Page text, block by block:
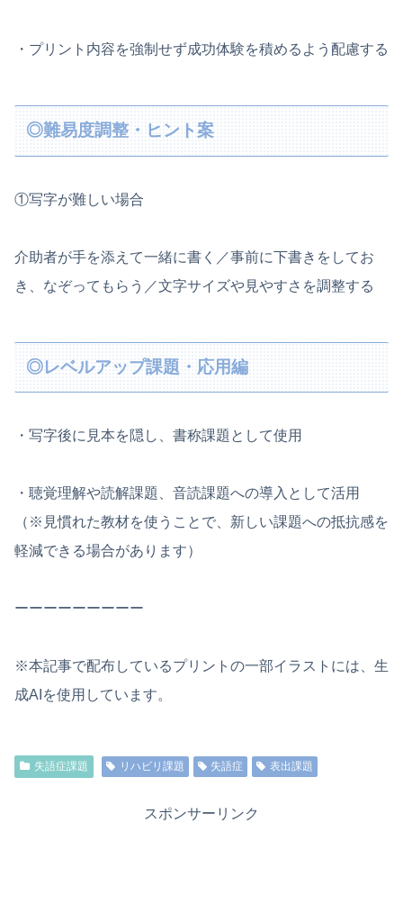
・プリント内容を強制せず成功体験を積めるよう配慮する
◎難易度調整 ・ヒント案
①写字が難しい場合
介助者が手を添えて一緒に書く／事前に下書きをしてお
き、なぞってもらう／文字サイズや見やすさを調整する
◎レベルアップ課題 ・応用編
・写字後に見本を隠し、書称課題として使用
・聴覚理解や読解課題、音読課題への導入として活用
（※見慣れた教材を使うことで、新しい課題への抵抗感を
軽減できる場合があります）
ーーーーーーーーー
※本記事で配布しているプリントの一部イラストには、生
成AIを使用しています。
失語症課題 リハビリ課題 失語症 表出課題
スポンサーリンク